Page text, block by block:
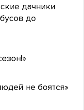
дачники
до
не боятся»